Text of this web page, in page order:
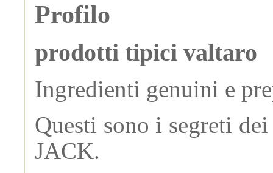
Profilo
prodotti tipici valtaro
Ingredienti genuini e
Questi sono i segreti
JACK.